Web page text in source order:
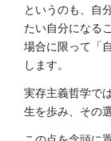
というのも、自
たい自分になる
場合に限って「
します。
実存主義哲学で
生を歩み、その